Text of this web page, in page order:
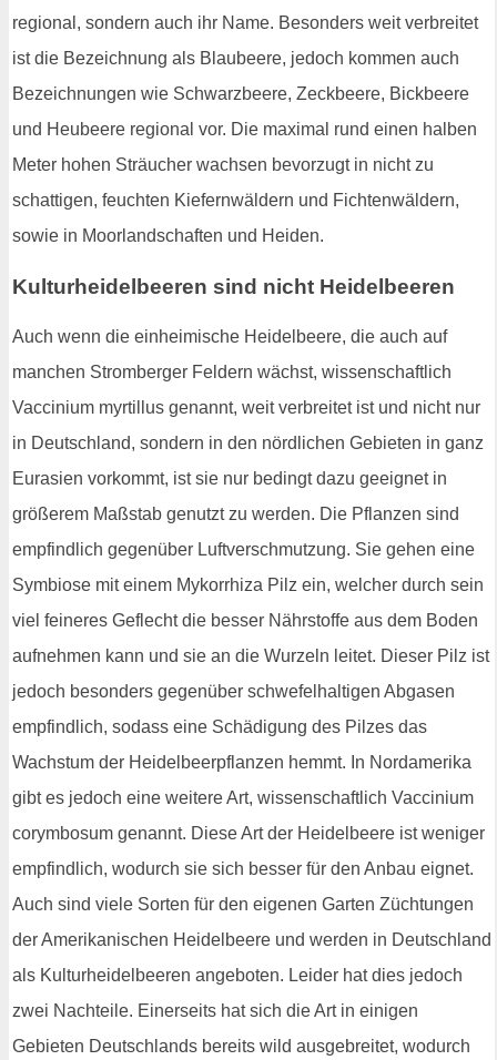
regional, sondern auch ihr Name. Besonders weit verbreitet
ist die Bezeichnung als Blaubeere, jedoch kommen auch
Bezeichnungen wie Schwarzbeere, Zeckbeere, Bickbeere
und Heubeere regional vor. Die maximal rund einen halben
Meter hohen Sträucher wachsen bevorzugt in nicht zu
schattigen, feuchten Kiefernwäldern und Fichtenwäldern,
sowie in Moorlandschaften und Heiden.
Kulturheidelbeeren sind nicht Heidelbeeren
Auch wenn die einheimische Heidelbeere, die auch auf
manchen Stromberger Feldern wächst, wissenschaftlich
Vaccinium myrtillus genannt, weit verbreitet ist und nicht nur
in Deutschland, sondern in den nördlichen Gebieten in ganz
Eurasien vorkommt, ist sie nur bedingt dazu geeignet in
größerem Maßstab genutzt zu werden. Die Pflanzen sind
empfindlich gegenüber Luftverschmutzung. Sie gehen eine
Symbiose mit einem Mykorrhiza Pilz ein, welcher durch sein
viel feineres Geflecht die besser Nährstoffe aus dem Boden
aufnehmen kann und sie an die Wurzeln leitet. Dieser Pilz ist
jedoch besonders gegenüber schwefelhaltigen Abgasen
empfindlich, sodass eine Schädigung des Pilzes das
Wachstum der Heidelbeerpflanzen hemmt. In Nordamerika
gibt es jedoch eine weitere Art, wissenschaftlich Vaccinium
corymbosum genannt. Diese Art der Heidelbeere ist weniger
empfindlich, wodurch sie sich besser für den Anbau eignet.
Auch sind viele Sorten für den eigenen Garten Züchtungen
der Amerikanischen Heidelbeere und werden in Deutschland
als Kulturheidelbeeren angeboten. Leider hat dies jedoch
zwei Nachteile. Einerseits hat sich die Art in einigen
Gebieten Deutschlands bereits wild ausgebreitet, wodurch